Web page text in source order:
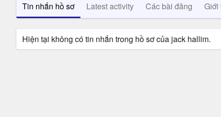
Tin nhắn hồ sơ Latest activity Các bài đăng Giới
Hiện tại không có tin nhắn trong hồ sơ của jack hallim.